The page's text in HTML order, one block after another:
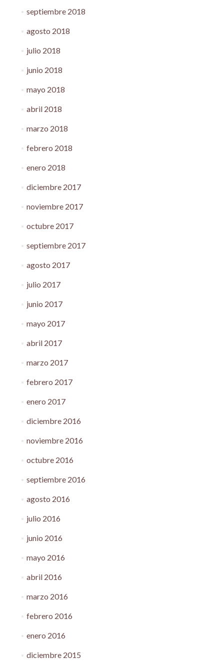
septiembre 2018
agosto 2018
julio 2018
junio 2018
mayo 2018
abril 2018
marzo 2018
febrero 2018
enero 2018
diciembre 2017
noviembre 2017
octubre 2017
septiembre 2017
agosto 2017
julio 2017
junio 2017
mayo 2017
abril 2017
marzo 2017
febrero 2017
enero 2017
diciembre 2016
noviembre 2016
octubre 2016
septiembre 2016
agosto 2016
julio 2016
junio 2016
mayo 2016
abril 2016
marzo 2016
febrero 2016
enero 2016
diciembre 2015